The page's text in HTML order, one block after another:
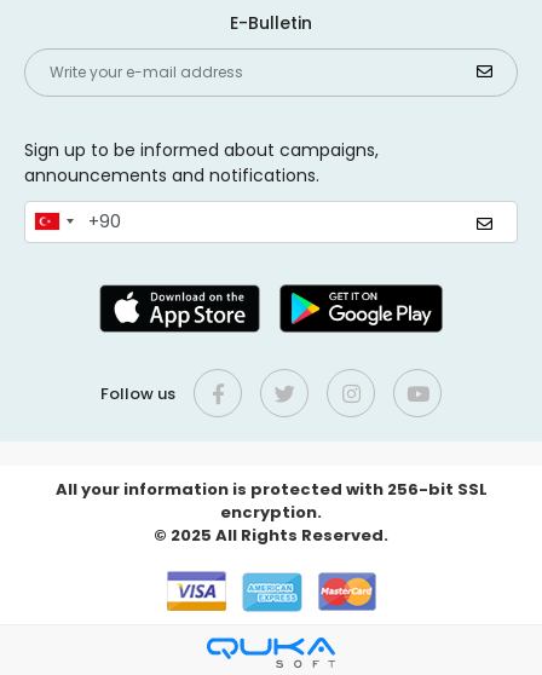
E-Bulletin
Sign up to be informed about campaigns,
announcements and notifications.
Follow us
All your information is protected with 256-bit SSL
encryption.
© 2025 All Rights Reserved.